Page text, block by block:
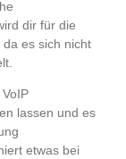
dir für die
es sich nicht
lassen und es
etwas bei